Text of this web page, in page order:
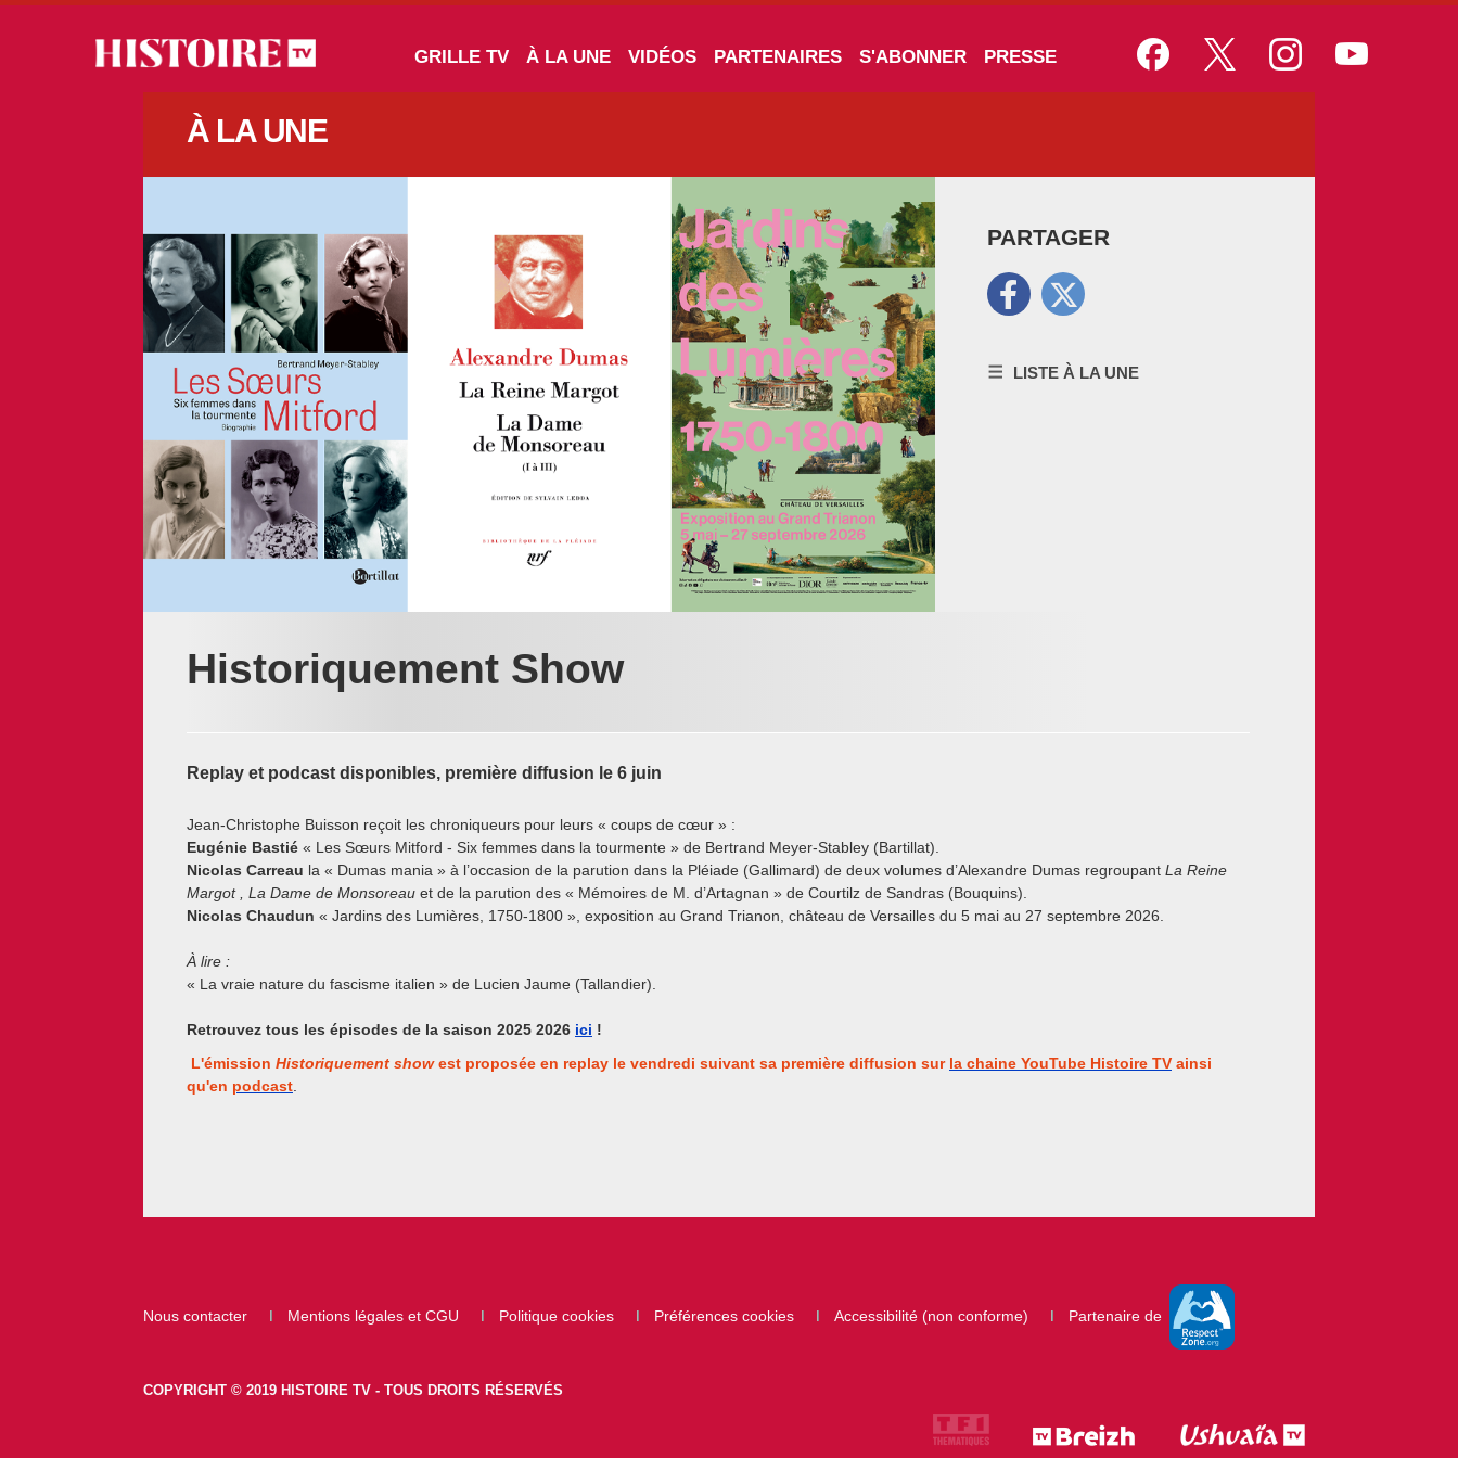
GRILLE TV À LA UNE VIDÉOS PARTENAIRES S'ABONNER PRESSE
À LA UNE
PARTAGER
LISTE À LA UNE
Historiquement Show
Replay et podcast disponibles, première diffusion le 6 juin
Jean-Christophe Buisson reçoit les chroniqueurs pour leurs « coups de cœur » :
Eugénie Bastié « Les Sœurs Mitford - Six femmes dans la tourmente » de Bertrand Meyer-Stabley (Bartillat).
Nicolas Carreau la « Dumas mania » à l’occasion de la parution dans la Pléiade (Gallimard) de deux volumes d’Alexandre Dumas regroupant La Reine
Margot , La Dame de Monsoreau et de la parution des « Mémoires de M. d’Artagnan » de Courtilz de Sandras (Bouquins).
Nicolas Chaudun « Jardins des Lumières, 1750-1800 », exposition au Grand Trianon, château de Versailles du 5 mai au 27 septembre 2026.
À lire :
« La vraie nature du fascisme italien » de Lucien Jaume (Tallandier).
Retrouvez tous les épisodes de la saison 2025 2026 ici !
L'émission Historiquement showest proposée en replay le vendredi suivant sa première diffusion sur la chaine YouTube Histoire TV ainsi
qu'en podcast
Nous contacter Mentions légales et CGU Politique cookies Préférences cookies Accessibilité (non conforme) Partenaire de
COPYRIGHT © 2019 HISTOIRE TV - TOUS DROITS RÉSERVÉS